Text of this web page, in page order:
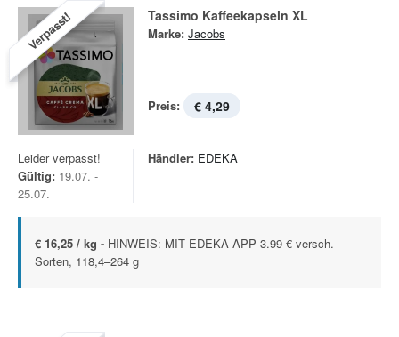
Verpasst! Tassimo Kaffeekapseln XL
Marke: Jacobs
Preis: € 4,29
Leider verpasst!
Gültig: 19.07. -
25.07.
Händler: EDEKA
€ 16,25 / kg - HINWEIS: MIT EDEKA APP 3.99 € versch.
Sorten, 118,4–264 g